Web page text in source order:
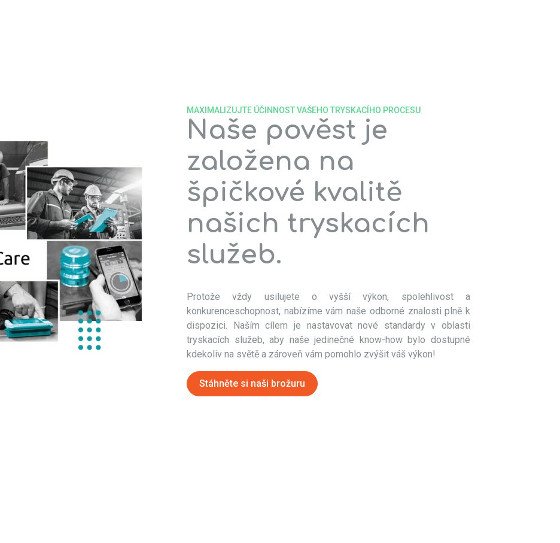
Naše pověst je
založena na
špičkové kvalitě
našich tryskacích
služeb.
MAXIMALIZUJTE ÚČINNOST VAŠEHO TRYSKACÍHO PROCESU
Protože vždy usilujete o vyšší výkon, spolehlivost a
konkurenceschopnost, nabízíme vám naše odborné znalosti plně k
dispozici. Naším cílem je nastavovat nové standardy v oblasti
tryskacích služeb, aby naše jedinečné know-how bylo dostupné
kdekoliv na světě a zároveň vám pomohlo zvýšit váš výkon!
Stáhněte si naši brožuru